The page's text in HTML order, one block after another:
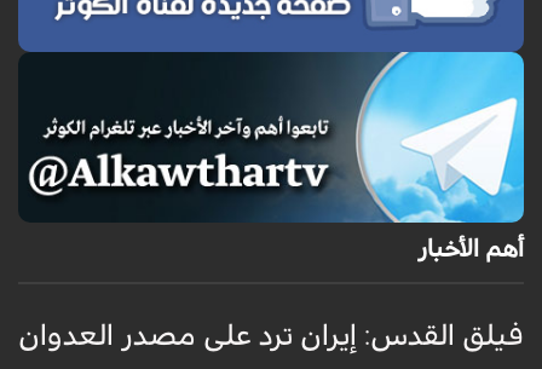
أهم الأخبار
فيلق القدس: إيران ترد على مصدر العدوان